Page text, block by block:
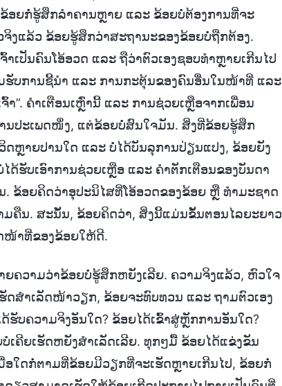
ອຍກໍ່ຮູ້ສຶກລຳຄານຫຼາຍ ແລະ ຂ້ອຍບໍ່ຕ້ອງການທີ່ຈະ
ງແລ້ວ ຂ້ອຍຮູ້ສຶກວ່າສະຖານະຂອງຂ້ອຍບໍ່ຖືກຕ້ອງ.
າເປັນຄົນໂອ້ອວດ ແລະ ຖືວ່າຕົວເອງຊອບທໍາຫຼາຍເກີນໄປ
ຮັບການຊີ້ນໍາ ແລະ ການກະຕຸ້ນຂອງຄົນອື່ນໃນໜ້າທີ່ ແລະ
”. ຄໍາເຕືອນເຫຼົ່ານີ້ ແລະ ການຊ່ວຍເຫຼືອຈາກເພື່ອນ
ນປະເພດໜຶ່ງ, ແຕ່ຂ້ອຍບໍ່ສົນໃຈມັນ. ສິ່ງທີ່ຂ້ອຍຮູ້ສຶກ
ດຫຼາຍປານໃດ ແລະ ບໍ່ໄດ້ບັນລຸການປ່ຽນແປງ, ຂ້ອຍຍັງ
ຮັບເອົາການຊ່ວຍເຫຼືອ ແລະ ຄຳຕັກເຕືອນຂອງບັນດາ
ຂ້ອຍຄິດວ່າອຸປະນິໄສທີ່ໂອ້ອວດຂອງຂ້ອຍ ຫຼື ທຳມະຊາດ
ຄືນ. ສະນັ້ນ, ຂ້ອຍຄິດວ່າ, ສິ່ງນີ້ແມ່ນຂັ້ນຕອນໄລຍະຍາວ
ໜ້າທີ່ຂອງຂ້ອຍໃຫ້ດີ.
ຄວາມວ່າຂ້ອຍບໍ່ຮູ້ສຶກຫຍັງເລີຍ. ຄວາມຈິງແລ້ວ, ຫົວໃຈ
ດສຳເລັດໜ້າວຽກ, ຂ້ອຍຈະທົບທວນ ແລະ ຖາມຕົວເອງ
ຮັບຄວາມຈິງອັນໃດ? ຂ້ອຍໄດ້ເຂົ້າສູ່ຫຼັກການອັນໃດ?
ເຄີຍເຮັດຫຍັງສໍາເລັດເລີຍ. ທຸກໆມື້ ຂ້ອຍໄດ້ແຂ່ງຂັນ
ອໃດກໍ່ຕາມທີ່ຂ້ອຍມີວຽກທີ່ຈະເຮັດຫຼາຍເກີນໄປ, ຂ້ອຍກໍ່